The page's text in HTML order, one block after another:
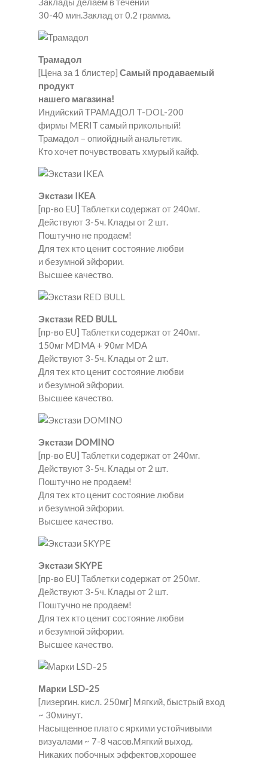
30-40 мин.Заклад от 0.2 грамма.
Трамадол
[Цена за 1 блистер] Самый продаваемый
продукт
нашего магазина!
Индийский ТРАМАДОЛ T-DOL-200
фирмы MERIT самый прикольный!
Трамадол – опиойдный анальгетик.
Кто хочет почувствовать хмурый кайф.
Экстази IKEA
[пр-во EU] Таблетки содержат от 240мг.
Действуют 3-5ч. Клады от 2 шт.
Поштучно не продаем!
Для тех кто ценит состояние любви
и безумной эйфории.
Высшее качество.
Экстази RED BULL
[пр-во EU] Таблетки содержат от 240мг.
150мг MDMA + 90мг MDA
Действуют 3-5ч. Клады от 2 шт.
Для тех кто ценит состояние любви
и безумной эйфории.
Высшее качество.
Экстази DOMINO
[пр-во EU] Таблетки содержат от 240мг.
Действуют 3-5ч. Клады от 2 шт.
Поштучно не продаем!
Для тех кто ценит состояние любви
и безумной эйфории.
Высшее качество.
Экстази SKYPE
[пр-во EU] Таблетки содержат от 250мг.
Действуют 3-5ч. Клады от 2 шт.
Поштучно не продаем!
Для тех кто ценит состояние любви
и безумной эйфории.
Высшее качество.
Марки LSD-25
[лизергин. кисл. 250мг] Мягкий, быстрый вход
~ 30минут.
Насыщенное плато c яркими устойчивыми
визуалами ~ 7-8 часов.Мягкий выход.
Никаких побочных эффектов,хорошее